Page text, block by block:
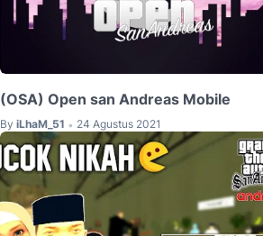
(OSA) Open san Andreas Mobile
By iLhaM_51 • 24 Agustus 2021